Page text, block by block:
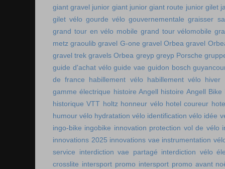
giant gravel junior giant junior giant route junior gilet
gilet vélo gourde vélo gouvernementale graisser
grand tour en vélo mobile grand tour vélomobile
metz graoulib gravel G-one gravel Orbea gravel
gravel trek gravels Orbea greyp greyp Porsche
guide d'achat vélo guide vae guidon bosch
de france
habillement vélo habillement vélo hiver
gamme électrique histoire Angell histoire Angell Bike
historique VTT holtz honneur vélo hotel coureur
humour vélo hydratation vélo identification vélo idée
ingo-bike ingobike innovation protection vol de vélo
innovations 2025 innovations vae instrumentation
service
interdiction vae partagé interdiction vélo
crosslite intersport promo intersport promo avant